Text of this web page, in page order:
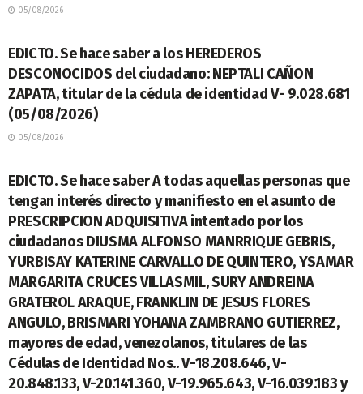
05/08/2026
EDICTO. Se hace saber a los HEREDEROS
DESCONOCIDOS del ciudadano: NEPTALI CAÑON
ZAPATA, titular de la cédula de identidad V- 9.028.681
(05/08/2026)
05/08/2026
EDICTO. Se hace saber A todas aquellas personas que
tengan interés directo y manifiesto en el asunto de
PRESCRIPCION ADQUISITIVA intentado por los
ciudadanos DIUSMA ALFONSO MANRRIQUE GEBRIS,
YURBISAY KATERINE CARVALLO DE QUINTERO, YSAMAR
MARGARITA CRUCES VILLASMIL, SURY ANDREINA
GRATEROL ARAQUE, FRANKLIN DE JESUS FLORES
ANGULO, BRISMARI YOHANA ZAMBRANO GUTIERREZ,
mayores de edad, venezolanos, titulares de las
Cédulas de Identidad Nos.. V-18.208.646, V-
20.848.133, V-20.141.360, V-19.965.643, V-16.039.183 y